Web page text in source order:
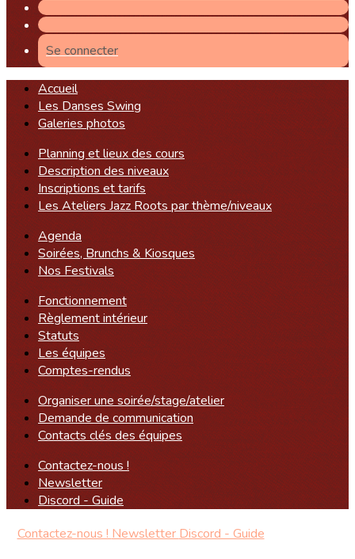
Se connecter
Accueil
Les Danses Swing
Galeries photos
Planning et lieux des cours
Description des niveaux
Inscriptions et tarifs
Les Ateliers Jazz Roots par thème/niveaux
Agenda
Soirées, Brunchs & Kiosques
Nos Festivals
Fonctionnement
Règlement intérieur
Statuts
Les équipes
Comptes-rendus
Organiser une soirée/stage/atelier
Demande de communication
Contacts clés des équipes
Contactez-nous !
Newsletter
Discord - Guide
Contactez-nous ! Newsletter Discord - Guide